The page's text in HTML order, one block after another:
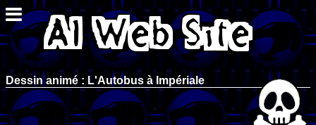
Dessin animé : L'Autobus à Impériale